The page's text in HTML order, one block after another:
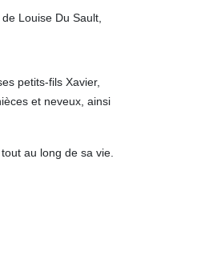
Louise Du Sault,
petits-fils Xavier,
et neveux, ainsi
au long de sa vie.